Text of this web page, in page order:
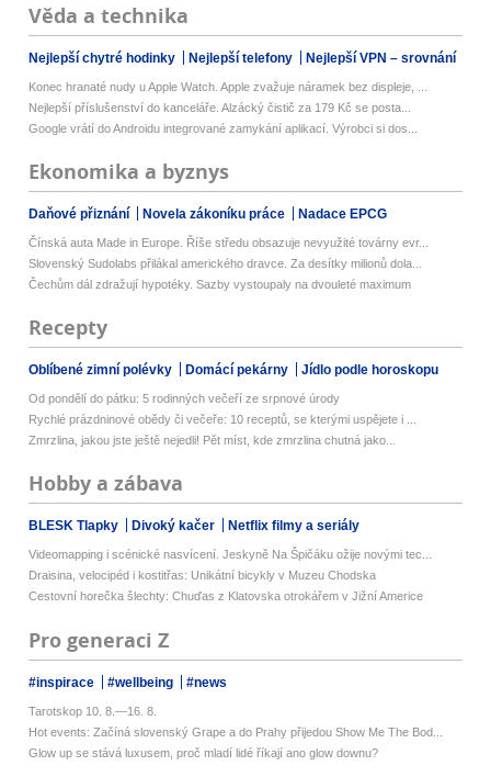
Věda a technika
Nejlepší chytré hodinky Nejlepší telefony Nejlepší VPN – srovnání
Konec hranaté nudy u Apple Watch. Apple zvažuje náramek bez displeje, ...
Nejlepší příslušenství do kanceláře. Alzácký čistič za 179 Kč se posta...
Google vrátí do Androidu integrované zamykání aplikací. Výrobci si dos...
Ekonomika a byznys
Daňové přiznání Novela zákoníku práce Nadace EPCG
Čínská auta Made in Europe. Říše středu obsazuje nevyužité továrny evr...
Slovenský Sudolabs přilákal amerického dravce. Za desítky milionů dola...
Čechům dál zdražují hypotéky. Sazby vystoupaly na dvouleté maximum
Recepty
Oblíbené zimní polévky Domácí pekárny Jídlo podle horoskopu
Od pondělí do pátku: 5 rodinných večeří ze srpnové úrody
Rychlé prázdninové obědy či večeře: 10 receptů, se kterými uspějete i ...
Zmrzlina, jakou jste ještě nejedli! Pět míst, kde zmrzlina chutná jako...
Hobby a zábava
BLESK Tlapky Divoký kačer Netflix filmy a seriály
Videomapping i scénické nasvícení. Jeskyně Na Špičáku ožije novými tec...
Draisina, velocipéd i kostitřas: Unikátní bicykly v Muzeu Chodska
Cestovní horečka šlechty: Chuďas z Klatovska otrokářem v Jižní Americe
Pro generaci Z
#inspirace #wellbeing #news
Tarotskop 10. 8.—16. 8.
Hot events: Začíná slovenský Grape a do Prahy přijedou Show Me The Bod...
Glow up se stává luxusem, proč mladí lidé říkají ano glow downu?